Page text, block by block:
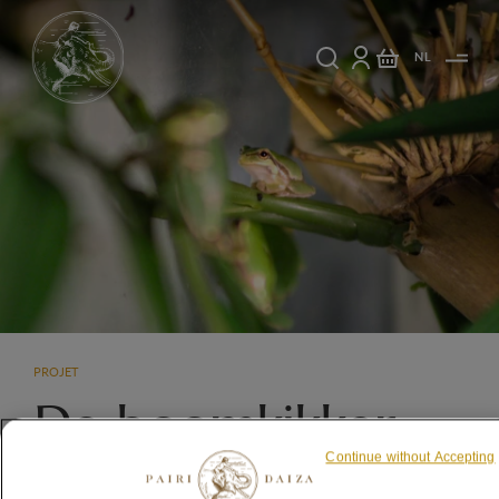
NL
PROJET
De boomkikker
herintroduceren
Continue without Accepting